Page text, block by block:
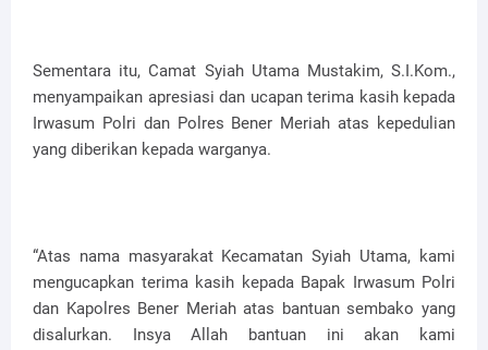
Sementara itu, Camat Syiah Utama Mustakim, S.I.Kom.,
menyampaikan apresiasi dan ucapan terima kasih kepada
Irwasum Polri dan Polres Bener Meriah atas kepedulian
yang diberikan kepada warganya.
“Atas nama masyarakat Kecamatan Syiah Utama, kami
mengucapkan terima kasih kepada Bapak Irwasum Polri
dan Kapolres Bener Meriah atas bantuan sembako yang
disalurkan. Insya Allah bantuan ini akan kami